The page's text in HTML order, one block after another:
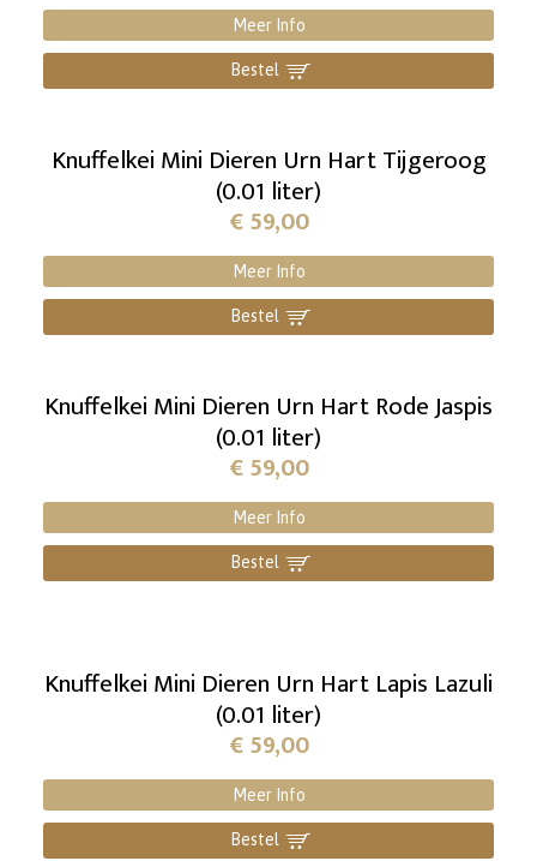
Meer Info
Bestel ]
Knuffelkei Mini Dieren Urn Hart Tijgeroog
(0.01 liter)
€59,00
Meer Info
Bestel ]
Knuffelkei Mini Dieren Urn Hart Rode Jaspis
(0.01 liter)
€59,00
Meer Info
Bestel ]
Knuffelkei Mini Dieren Urn Hart Lapis Lazuli
(0.01 liter)
€59,00
Meer Info
Bestel ]